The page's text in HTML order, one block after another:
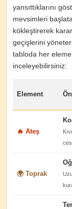
yansıttıklarını
mevsimleri
kökleştirerek
geçişlerini
tabloda her
inceleyebilirsiniz:
Element
🔥 Ateş
🌍 Toprak